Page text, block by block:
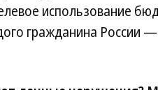
использование
гражданина России